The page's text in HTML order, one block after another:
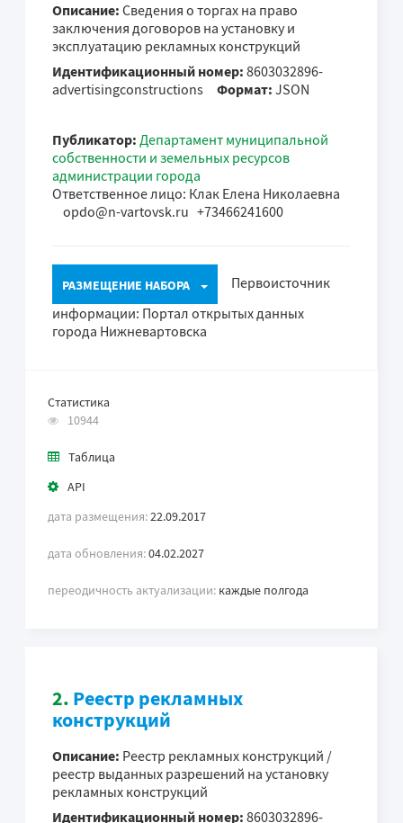
Описание: Сведения о торгах на право
заключения договоров на установку и
эксплуатацию рекламных конструкций
Идентификационный номер: 8603032896-
advertisingconstructions Формат: JSON
Публикатор: Департамент муниципальной
собственности и земельных ресурсов
администрации города
Ответственное лицо: Клак Елена Николаевна
opdo@n-vartovsk.ru +73466241600
РАЗМЕЩЕНИЕ НАБОРА
Первоисточник
информации: Портал открытых данных
города Нижневартовска
Статистика
10944
Таблица
API
дата размещения:22.09.2017
дата обновления:04.02.2027
переодичность актуализации: каждые полгода
2. Реестр рекламных
конструкций
Описание: Реестр рекламных конструкций /
реестр выданных разрешений на установку
рекламных конструкций
Идентификационный номер: 8603032896-